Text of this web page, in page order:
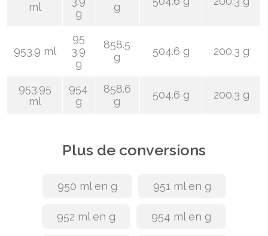
ml
g
g
953.9 ml
95
3.9
g
858.5
g
504.6 g 200.3 g
953.95
ml
954
g
858.6
g
504.6 g 200.3 g
Plus de conversions
950 ml en g 951 ml en g
952 ml en g 954 ml en g